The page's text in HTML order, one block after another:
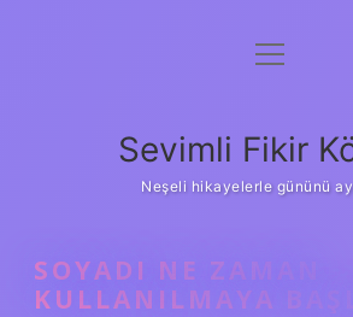
Anasayfa
Yasal Uyarı
menüyü
Sevimli Fikir
Neşeli hikayelerle gününü
SOYADI NE ZAMAN
KULLANILMAYA